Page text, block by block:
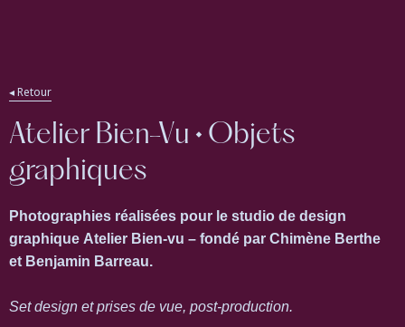
◂ Retour
Atelier Bien-Vu • Objets
graphiques
Photographies réalisées pour le studio de design
graphique Atelier Bien-vu – fondé par Chimène Berthe
et Benjamin Barreau.
Set design et prises de vue, post-production.